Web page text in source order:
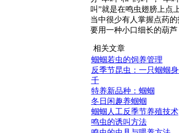
叫”就是在鸣虫翅膀上点
当中很少有人掌握点药
要用一种小口细长的葫
相关文章
蝈蝈若虫的饲养管理
反季节昆虫：一只蝈蝈
千
特养新品种：蝈蝈
冬日闲趣养蝈蝈
蝈蝈人工反季节养殖技术
鸣虫的诱叫方法